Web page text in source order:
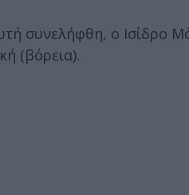
συνελήφθη, ο Ισίδρο
(βόρεια).